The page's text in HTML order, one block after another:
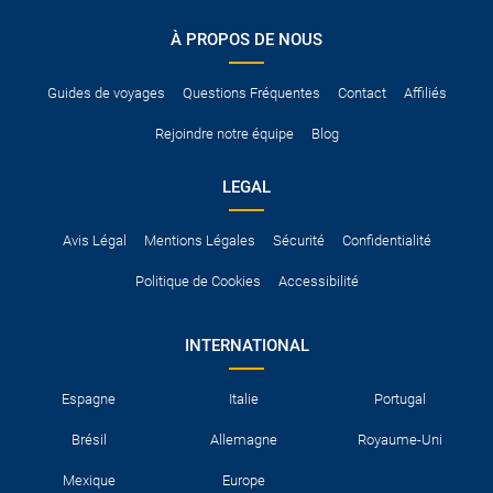
Pour vous en assurer, vous pouvez vous renseigner auprès des
services consulaires du pays concerné.
À PROPOS DE NOUS
Guides de voyages Questions Fréquentes Contact Affiliés
Rejoindre notre équipe Blog
LEGAL
Avis Légal Mentions Légales Sécurité Confidentialité
Politique de Cookies Accessibilité
INTERNATIONAL
Espagne Italie Portugal
Brésil Allemagne Royaume-Uni
Mexique Europe